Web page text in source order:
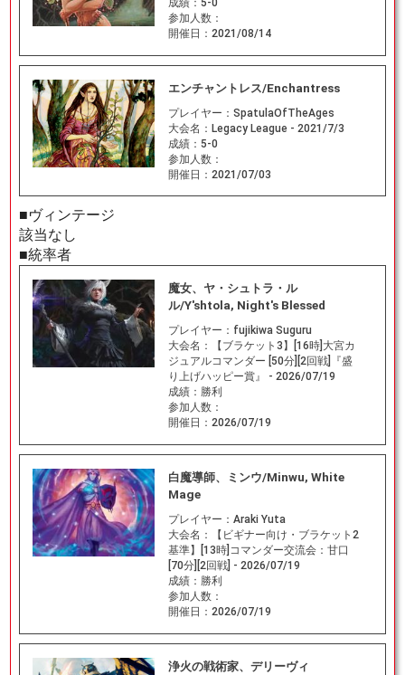
成績： 5-0
参加人数：
開催日： 2021/08/14
エンチャントレス/Enchantress
プレイヤー： SpatulaOfTheAges
大会名： Legacy League - 2021/7/3
成績： 5-0
参加人数：
開催日： 2021/07/03
■ヴィンテージ
該当なし
■統率者
魔女、ヤ・シュトラ・ル
ル/Y'shtola, Night's Blessed
プレイヤー： fujikiwa Suguru
大会名：
【ブラケット3】[16時]大宮カ
ジュアルコマンダー [50分][2回戦]『盛
り上げハッピー賞』 - 2026/07/19
成績： 勝利
参加人数：
開催日： 2026/07/19
白魔導師、ミンウ/Minwu, White
Mage
プレイヤー： Araki Yuta
大会名：
【ビギナー向け・ブラケット2
基準】[13時]コマンダー交流会：甘口
[70分][2回戦] - 2026/07/19
成績： 勝利
参加人数：
開催日： 2026/07/19
浄火の戦術家、デリーヴィ